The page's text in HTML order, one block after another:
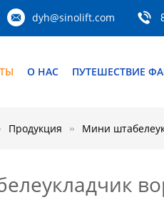
dyh@sinolift.com
О НАС ПУТЕШЕСТВИЕ
Продукция Мини